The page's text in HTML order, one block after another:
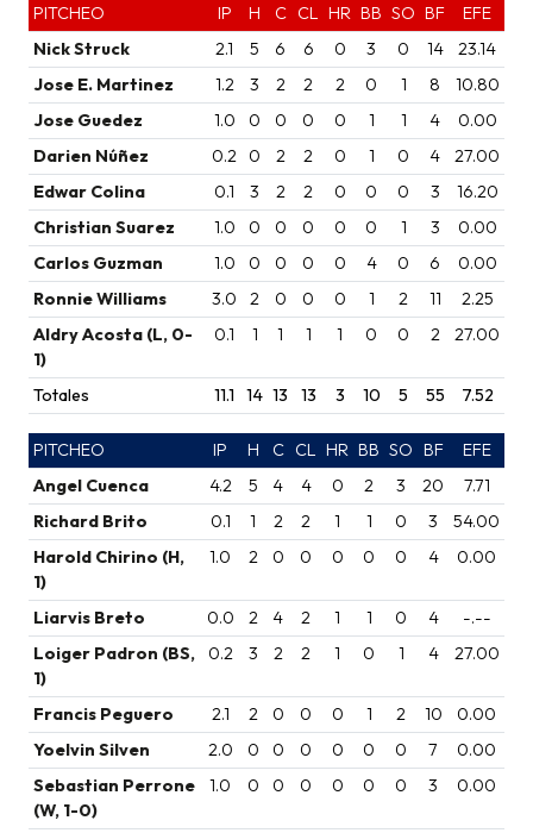
PITCHEO IP H C CL HR BB SO BF
EFE
Nick Struck
2.1 5 6 6 0 3 0 14
23.14
Jose E. Martinez
1.2 3 2 2 2 0 1 8
10.80
Jose Guedez
1.0 0 0 0 0 1 1 4
0.00
Darien Núñez
0.2 0 2 2 0 1 0 4
27.00
Edwar Colina
0.1 3 2 2 0 0 0 3
16.20
Christian Suarez
1.0 0 0 0 0 0 1 3
0.00
Carlos Guzman
1.0 0 0 0 0 4 0 6
0.00
Ronnie Williams
3.0 2 0 0 0 1 2 11
2.25
Aldry Acosta (L, 0-
1)
0.1 1 1 1 1 0 0 2 27.00
Totales 11.1 14 13 13 3 10 5 55 7.52
PITCHEO IP H C CL HR BB SO BF
EFE
Angel Cuenca
4.2 5 4 4 0 2 3 20
7.71
Richard Brito
0.1 1 2 2 1 1 0 3
54.00
Harold Chirino (H,
1)
1.0 2 0 0 0 0 0 4 0.00
Liarvis Breto 0.0 2 4 2 1 1 0 4
-.--
Loiger Padron (BS,
1)
0.2 3 2 2 1 0 1 4 27.00
Francis Peguero 2.1 2 0 0 0 1 2 10
0.00
Yoelvin Silven
2.0 0 0 0 0 0 0 7
0.00
Sebastian Perrone
(W, 1-0)
1.0 0 0 0 0 0 0 3 0.00